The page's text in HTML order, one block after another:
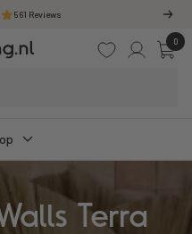
561 Reviews
0
Terra